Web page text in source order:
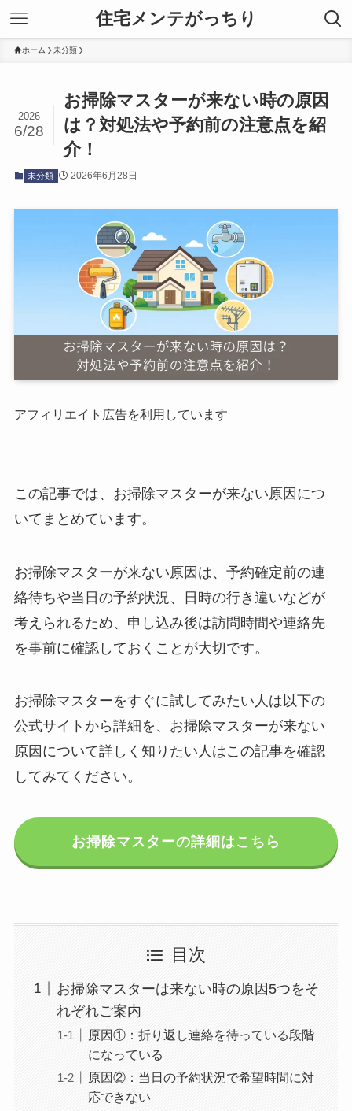
住宅メンテがっちり
ホーム 未分類
お掃除マスターが来ない時の原因
は？対処法や予約前の注意点を紹
介！
2026
6/28
未分類 2026年6月28日
アフィリエイト広告を利用しています
この記事では、お掃除マスターが来ない原因につ
いてまとめています。
お掃除マスターが来ない原因は、予約確定前の連
絡待ちや当日の予約状況、日時の行き違いなどが
考えられるため、申し込み後は訪問時間や連絡先
を事前に確認しておくことが大切です。
お掃除マスターをすぐに試してみたい人は以下の
公式サイトから詳細を、お掃除マスターが来ない
原因について詳しく知りたい人はこの記事を確認
してみてください。
お掃除マスターの詳細はこちら
目次
お掃除マスターは来ない時の原因5つをそ
れぞれご案内
原因①：折り返し連絡を待っている段階
になっている
原因②：当日の予約状況で希望時間に対
応できない